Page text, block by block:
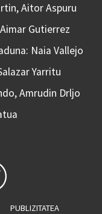
Aitor Aspuru
Gutierrez
Naia Vallejo
Yarritu
Amrudin Drljo
PUBLIZITATEA